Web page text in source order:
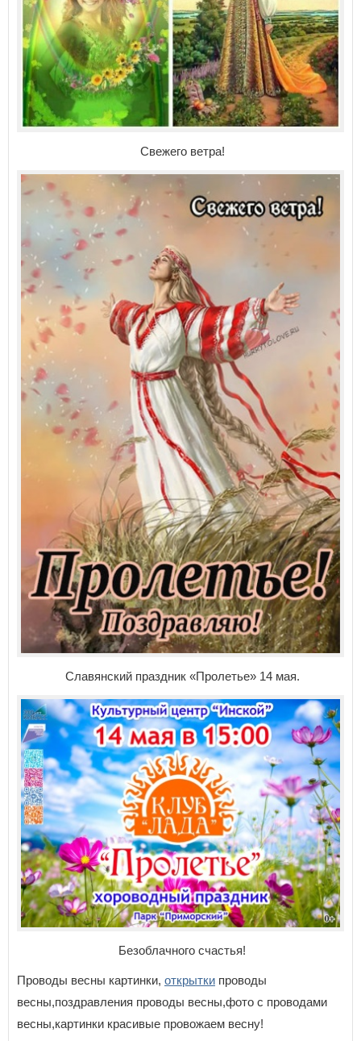
Свежего ветра!
Славянский праздник «Пролетье» 14 мая.
Безоблачного счастья!
Проводы весны картинки, открытки проводы
весны,поздравления проводы весны,фото с проводами
весны,картинки красивые провожаем весну!